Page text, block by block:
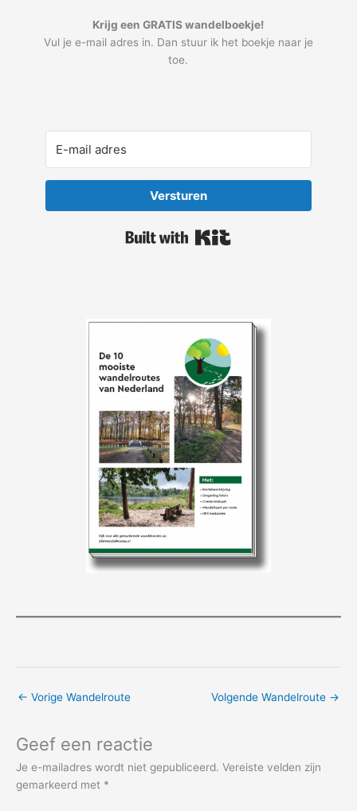
Krijg een GRATIS wandelboekje!
Vul je e-mail adres in. Dan stuur ik het boekje naar je
toe.
Versturen
← Vorige Wandelroute Volgende Wandelroute →
Geef een reactie
Je e-mailadres wordt niet gepubliceerd. Vereiste velden zijn
gemarkeerd met *